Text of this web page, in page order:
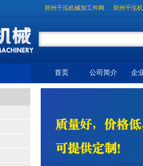
郑州千泓机械加工件网 郑州千泓
首页 公司简介 企